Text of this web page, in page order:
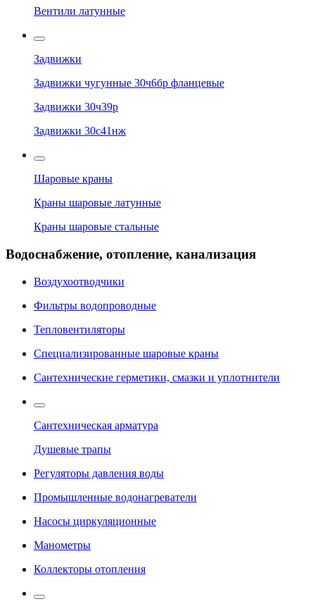
Вентили латунные
Задвижки
Задвижки чугунные 30ч6бр фланцевые
Задвижки 30ч39р
Задвижки 30с41нж
Шаровые краны
Краны шаровые латунные
Краны шаровые стальные
Водоснабжение, отопление, канализация
Воздухоотводчики
Фильтры водопроводные
Тепловентиляторы
Специализированные шаровые краны
Сантехнические герметики, смазки и уплотнители
Сантехническая арматура
Душевые трапы
Регуляторы давления воды
Промышленные водонагреватели
Насосы циркуляционные
Манометры
Коллекторы отопления